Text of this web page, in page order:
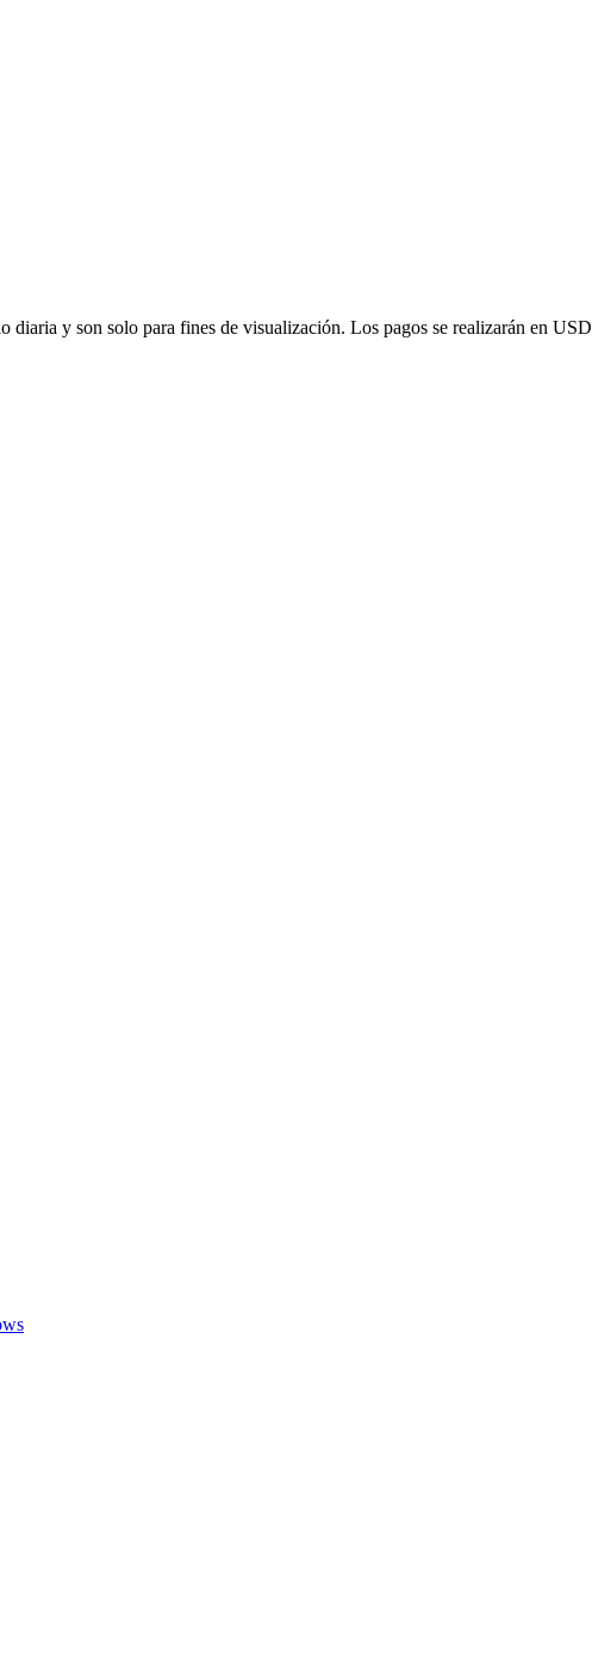
diaria y son solo para fines de visualización. Los pagos se realizarán en USD